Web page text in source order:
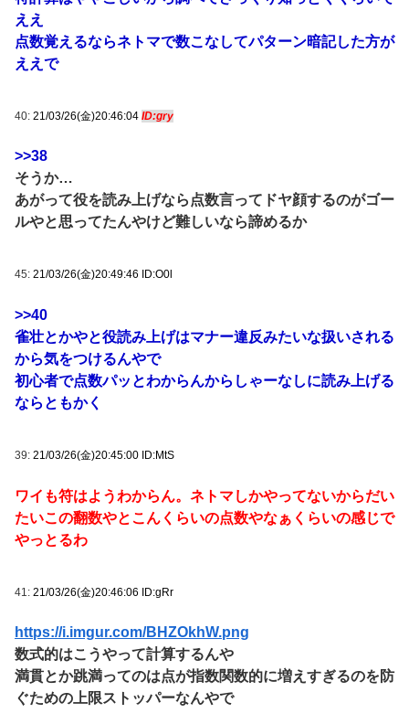
ええ
点数覚えるならネトマで数こなしてパターン暗記した方が
ええで
40: 21/03/26(金)20:46:04 ID:gry
>>38
そうか…
あがって役を読み上げなら点数言ってドヤ顔するのがゴー
ルやと思ってたんやけど難しいなら諦めるか
45: 21/03/26(金)20:49:46 ID:O0l
>>40
雀壮とかやと役読み上げはマナー違反みたいな扱いされる
から気をつけるんやで
初心者で点数パッとわからんからしゃーなしに読み上げる
ならともかく
39: 21/03/26(金)20:45:00 ID:MtS
ワイも符はようわからん。ネトマしかやってないからだい
たいこの翻数やとこんくらいの点数やなぁくらいの感じで
やっとるわ
41: 21/03/26(金)20:46:06 ID:gRr
https://i.imgur.com/BHZOkhW.png
数式的はこうやって計算するんや
満貫とか跳満ってのは点が指数関数的に増えすぎるのを防
ぐための上限ストッパーなんやで